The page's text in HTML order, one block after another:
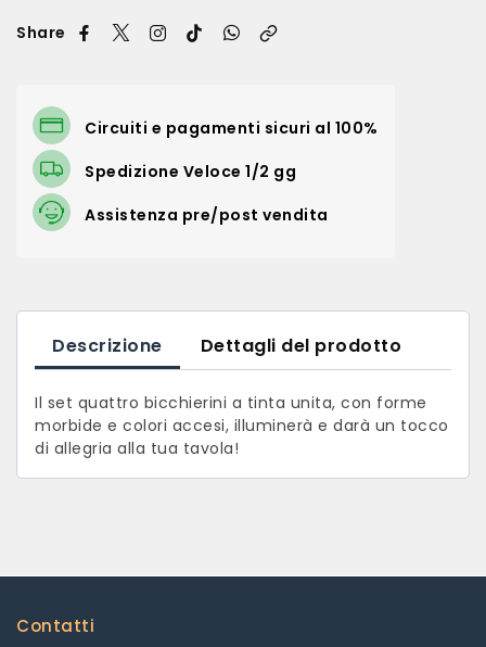
Share
Circuiti e pagamenti sicuri al 100%
Spedizione Veloce 1/2 gg
Assistenza pre/post vendita
Descrizione Dettagli del prodotto
Il set quattro bicchierini a tinta unita, con forme
morbide e colori accesi, illuminerà e darà un tocco
di allegria alla tua tavola!
Contatti